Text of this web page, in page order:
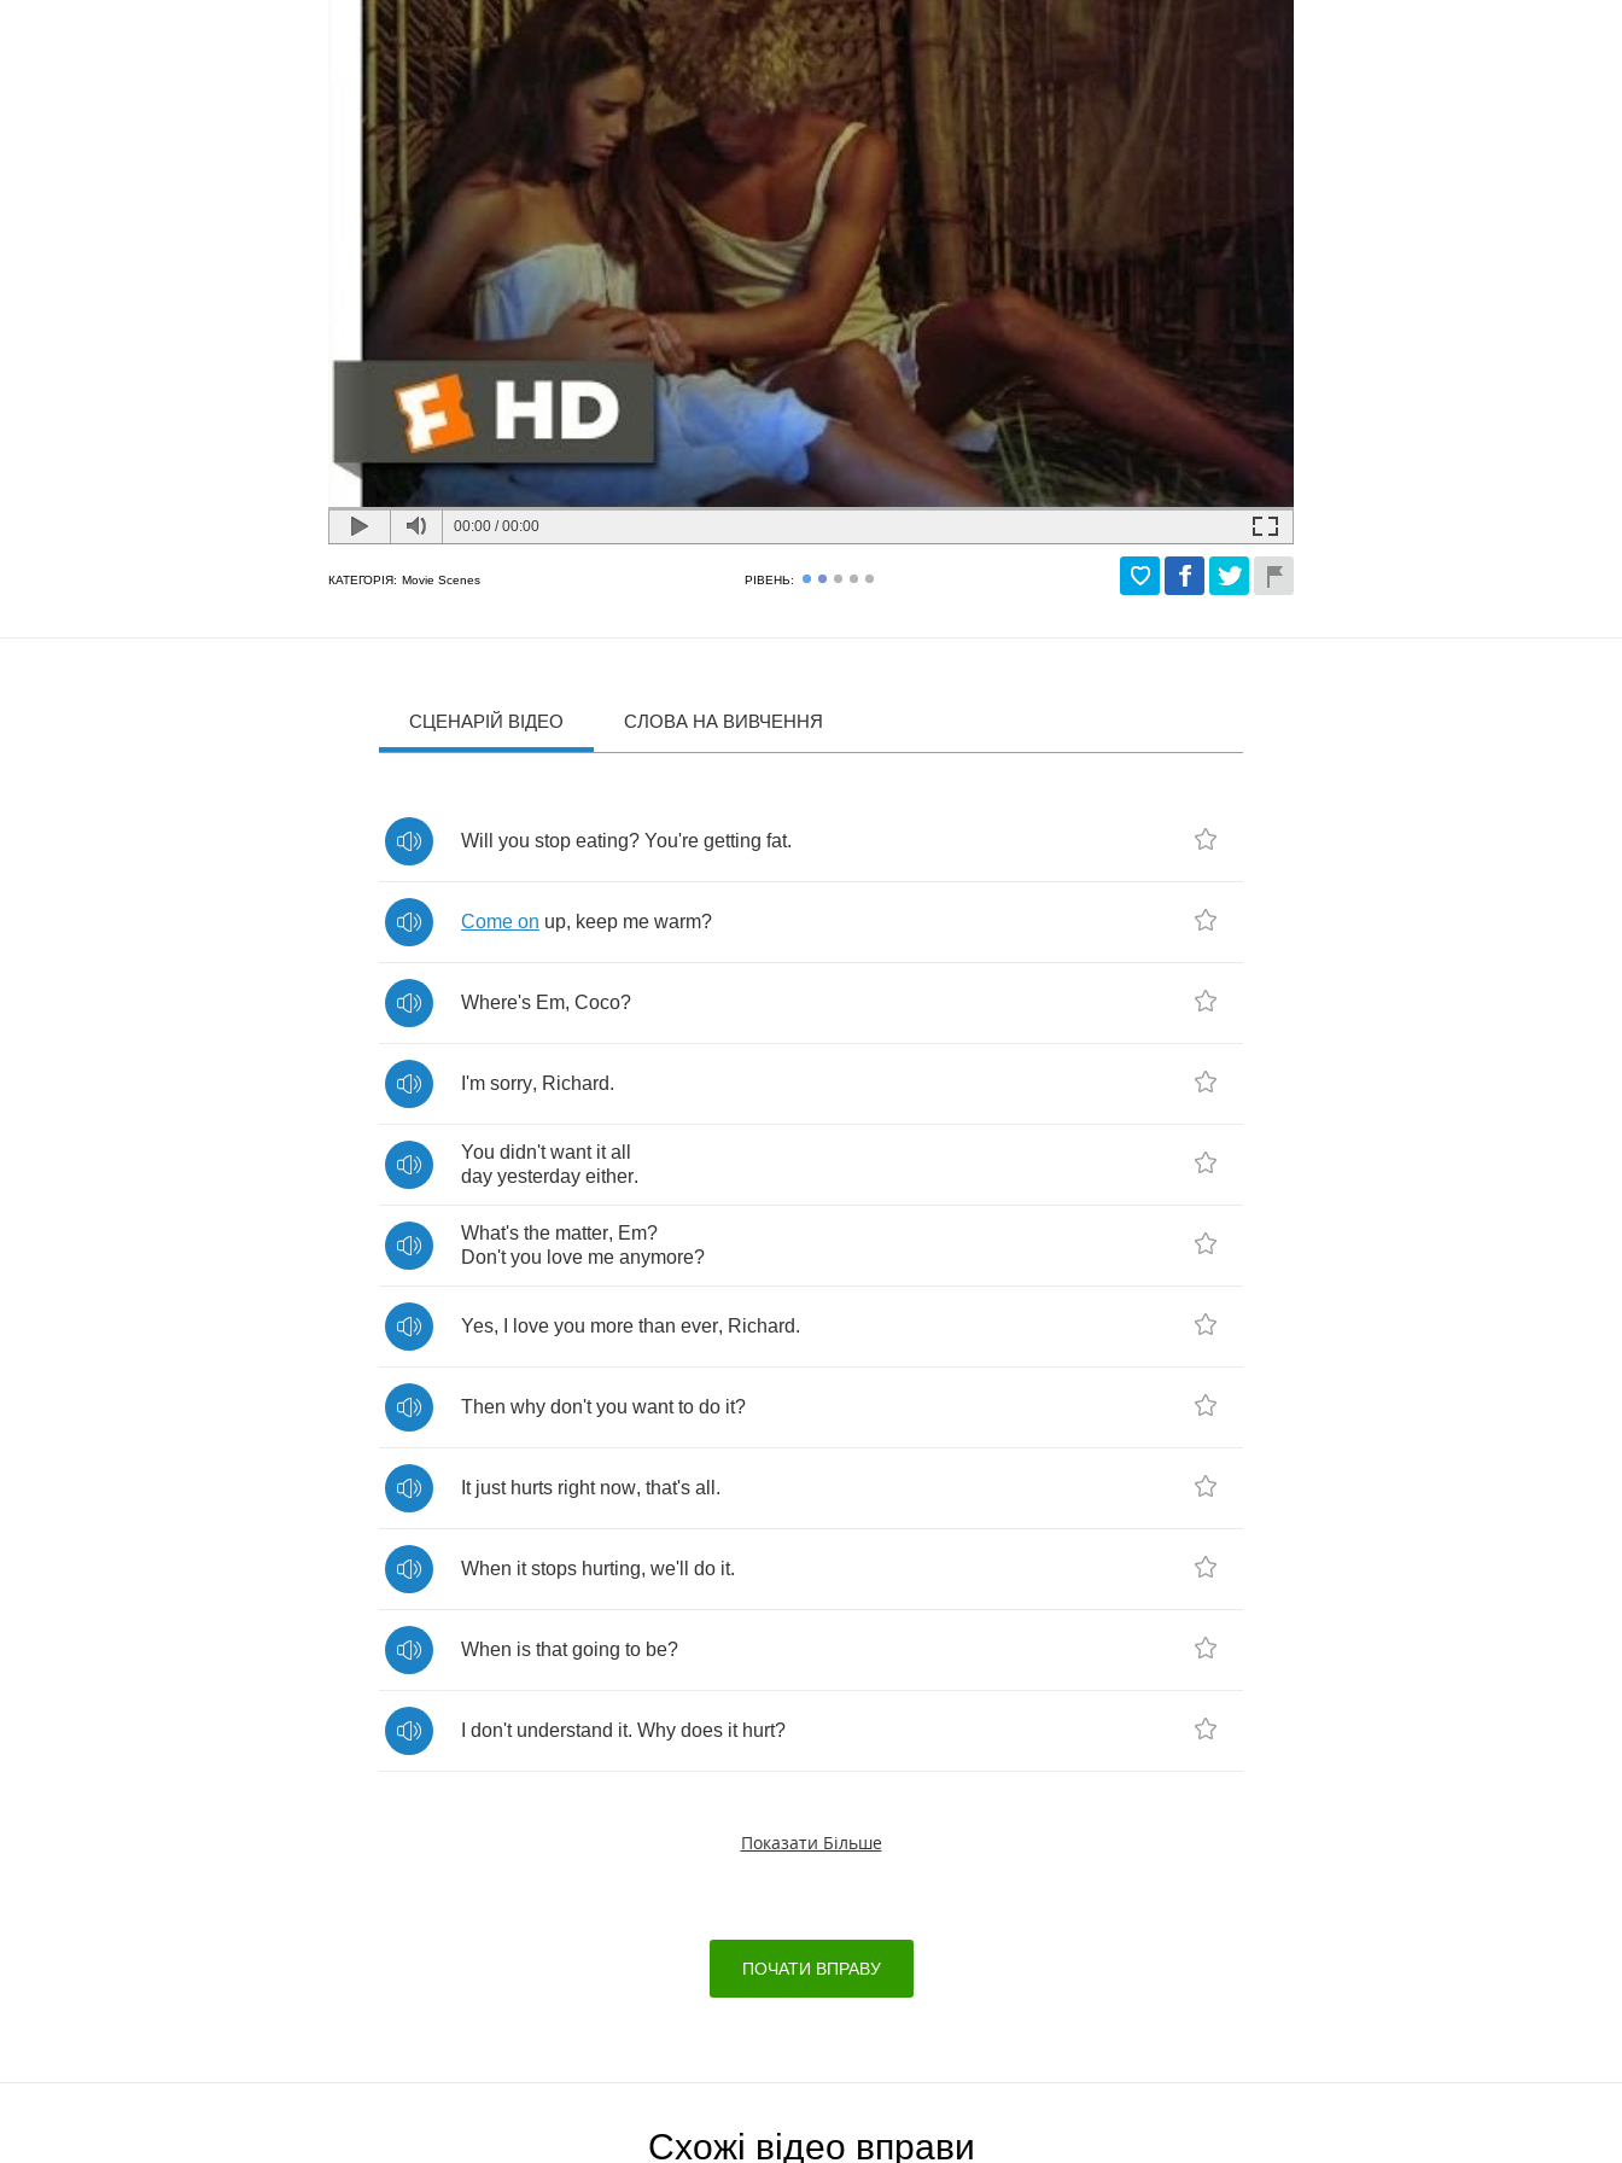
00:00 /00:00
КАТЕГОРІЯ: Movie Scenes РІВЕНЬ:
СЦЕНАРІЙ ВІДЕО СЛОВА НА ВИВЧЕННЯ
Will you stop eating? You're getting fat.
Come on up, keep me warm?
Where's Em, Coco?
I'm sorry, Richard.
You didn't want it all
day yesterday either.
What's the matter, Em?
Don't you love me anymore?
Yes, love you more than ever, Richard.
Then why don't you want to do it?
It just hurts right now, that's all .
When it stops hurting, we'll do it.
When is that going to be?
don't understand it. Why does it hurt?
Показати Більше
ПОЧАТИ ВПРАВУ
Схожі відео вправи